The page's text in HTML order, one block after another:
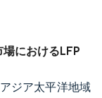
におけるLFP
ジア太平洋地域